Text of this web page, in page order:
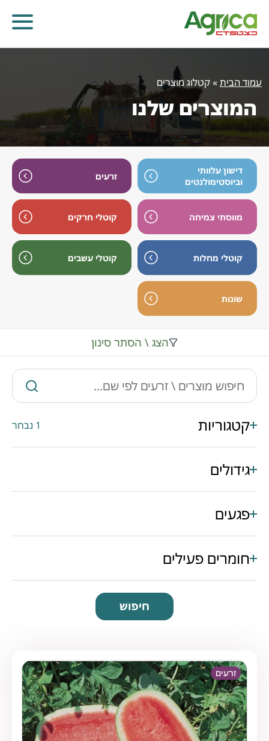
קוטלי עשבים
קוטלי מחלות
קוטלי חרקים
מווסתי צמיחה
דישון עלוותי וביוסטימולנטים
עמוד הבית»קטלוג מוצרים
המוצרים שלנו
דישון עלוותי
וביוסטימולנטים
זרעים
מווסתי צמיחה קוטלי חרקים
קוטלי מחלות קוטלי עשבים
שונות
הצג \ הסתר סינון
קטגוריות 1 נבחר
גידולים
פגעים
חומרים פעילים
חיפוש
זרעים